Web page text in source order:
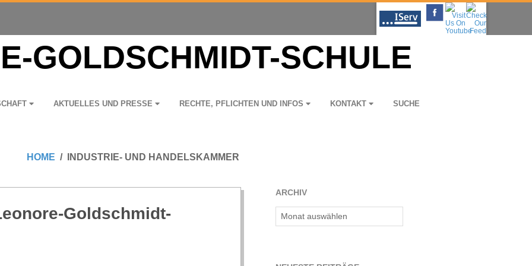
AKTU­EL­LES UND PRESSE RECHTE, PFLICH­TEN UND INFOS KON­TAKT SUCHE
HOME INDUSTRIE- UND HANDELSKAMMER
Goldschmidt-
ARCHIV
Archiv